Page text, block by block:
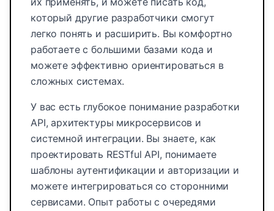
который другие разработчики смогут
легко понять и расширить. Вы комфортно
работаете с большими базами кода и
можете эффективно ориентироваться в
сложных системах.
У вас есть глубокое понимание разработки
API, архитектуры микросервисов и
системной интеграции. Вы знаете, как
проектировать RESTful API, понимаете
шаблоны аутентификации и авторизации и
можете интегрироваться со сторонними
сервисами. Опыт работы с очередями